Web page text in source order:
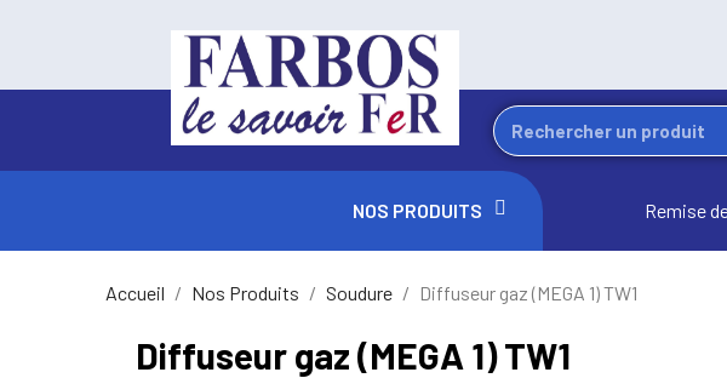
NOS PRODUITS Remise
Accueil Nos Produits Soudure Diffuseur gaz (MEGA 1) TW1
Diffuseur gaz (MEGA 1) TW1